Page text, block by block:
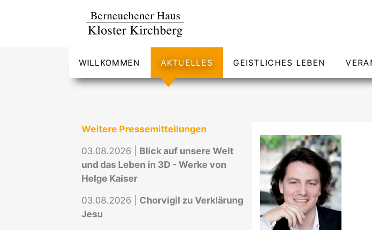
WILLKOMMEN AKTUELLES GEISTLICHES LEBEN
Weitere Pressemitteilungen
03.08.2026 | Blick auf unsere Welt
und das Leben in 3D - Werke von
Helge Kaiser
03.08.2026 | Chorvigil zu Verklärung
Jesu